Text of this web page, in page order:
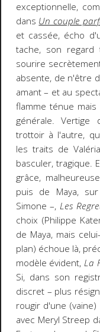
exceptionnelle,
dans Un couple
et cassée, écho
tache, son
sourire
absente, de n'être
amant – et au
flamme ténue
générale. Vertige
trottoir à l'autre,
les traits de
basculer, tragique.
grâce,
puis de Maya,
Simone –, Les
choix (Philippe
de Maya, mais
plan) échoue là,
modèle évident,La
Si, dans son
discret – plus
rougir d'une
avec Meryl Streep